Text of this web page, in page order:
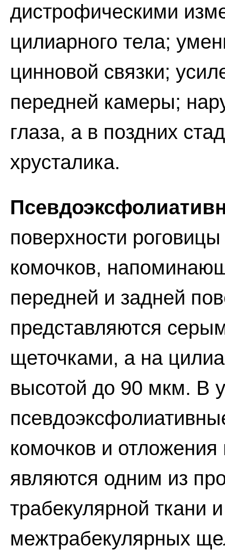
дистрофическими
цилиарного тела;
цинновой связки;
передней камеры;
глаза, а в поздних
хрусталика.
поверхности
комочков,
передней и задней
представляются
щеточками, а на
высотой до 90 мкм. В
комочков и отложения
являются одним из
трабекулярной ткани
межтрабекулярных